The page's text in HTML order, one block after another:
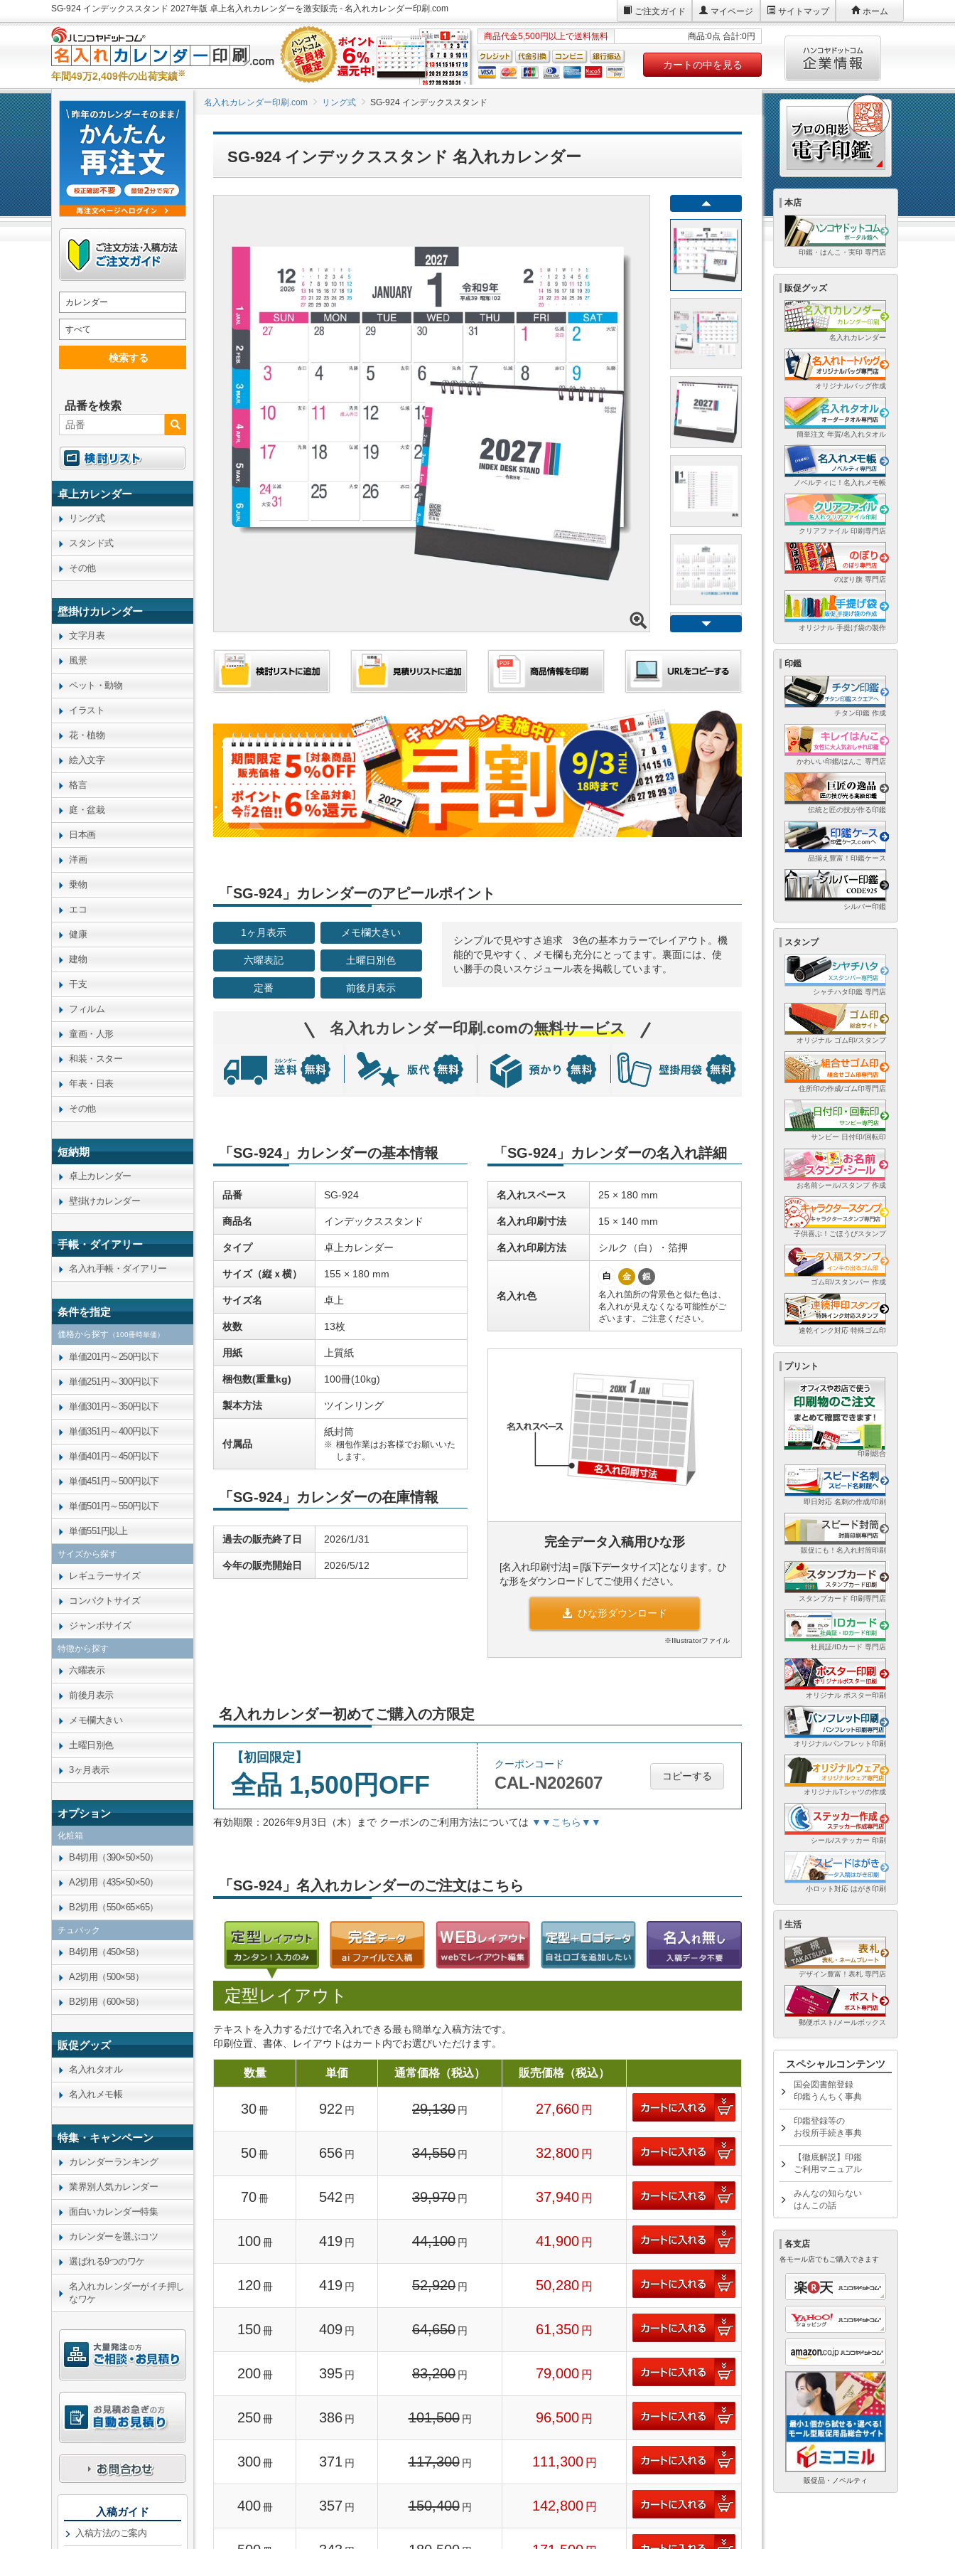
SG-924 インデックススタンド 2027年版 卓上名入れカレンダーを激安販売 - 名入れカレンダー印刷.com ご注文ガイド マイページ サイトマップ ホーム
年間49万2,409件の出荷実績※
商品代金5,500円以上で送料無料 商品:0点 合計:0円
カートの中を見る
名入れカレンダー印刷.com リング式 SG-924 インデックススタンド
SG-924 インデックススタンド 名入れカレンダー
「SG-924」カレンダーのアピールポイント
1ヶ月表示 メモ欄大きい
六曜表記 土曜日別色
定番 前後月表示
シンプルで見やすさ追求 3色の基本カラーでレイアウト。機
能的で見やすく、メモ欄も充分にとってます。裏面には、使
い勝手の良いスケジュール表を掲載しています。
名入れカレンダー印刷.comの無料サービス
「SG-924」カレンダーの基本情報
品番 SG-924
商品名 インデックススタンド
タイプ 卓上カレンダー
サイズ（縦ｘ横） 155 × 180 mm
サイズ名 卓上
枚数 13枚
用紙 上質紙
梱包数(重量kg) 100冊(10kg)
製本方法 ツインリング
付属品
紙封筒
梱包作業はお客様でお願いいた
します。
「SG-924」カレンダーの在庫情報
過去の販売終了日 2026/1/31
今年の販売開始日 2026/5/12
「SG-924」カレンダーの名入れ詳細
名入れスペース 25 × 180 mm
名入れ印刷寸法 15 × 140 mm
名入れ印刷方法 シルク（白）・箔押
名入れ色
白 金
銀
名入れ箇所の背景色と似た色は、
名入れが見えなくなる可能性がご
ざいます。ご注意ください。
完全データ入稿用ひな形
[名入れ印刷寸法]＝[版下データサイズ]となります。ひ
な形をダウンロードしてご使用ください。
ひな形ダウンロード
※Illustratorファイル
名入れカレンダー初めてご購入の方限定
【初回限定】
全品 1,500円OFF
クーポンコード
CAL-N202607 コピーする
有効期限：2026年9月3日（木）まで クーポンのご利用方法については ▼▼こちら▼▼
「SG-924」名入れカレンダーのご注文はこちら
定型レイアウト
テキストを入力するだけで名入れできる最も簡単な入稿方法です。
印刷位置、書体、レイアウトはカート内でお選びいただけます。
数量 単価 通常価格（税込） 販売価格（税込）
30冊 922 円 29,130 円 27,660 円
50冊 656 円 34,550 円 32,800 円
70冊 542 円 39,970 円 37,940 円
100 冊 419 円 44,100 円 41,900 円
120 冊 419 円 52,920 円 50,280 円
150 冊 409 円 64,650 円 61,350 円
200 冊 395 円 83,200 円 79,000 円
250 冊 386 円 101,500 円 96,500 円
300 冊 371 円 117,300 円 111,300 円
400 冊 357 円 150,400 円 142,800 円
カレンダー
すべて
検索する
品番を検索
卓上カレンダー
リング式
スタンド式
その他
壁掛けカレンダー
文字月表
風景
ペット・動物
イラスト
花・植物
絵入文字
格言
庭・盆栽
日本画
洋画
乗物
エコ
健康
建物
干支
フィルム
童画・人形
和装・スター
年表・日表
その他
短納期
卓上カレンダー
壁掛けカレンダー
手帳・ダイアリー
名入れ手帳・ダイアリー
条件を指定
価格から探す （100冊時単価）
単価201円～250円以下
単価251円～300円以下
単価301円～350円以下
単価351円～400円以下
単価401円～450円以下
単価451円～500円以下
単価501円～550円以下
単価551円以上
サイズから探す
レギュラーサイズ
コンパクトサイズ
ジャンボサイズ
特徴から探す
六曜表示
前後月表示
メモ欄大きい
土曜日別色
3ヶ月表示
オプション
化粧箱
B4切用（390×50×50）
A2切用（435×50×50）
B2切用（550×65×65）
チュパック
B4切用（450×58）
A2切用（500×58）
B2切用（600×58）
販促グッズ
名入れタオル
名入れメモ帳
特集・キャンペーン
カレンダーランキング
業界別人気カレンダー
面白いカレンダー特集
カレンダーを選ぶコツ
選ばれる9つのワケ
名入れカレンダーがイチ押し
なワケ
入稿ガイド
入稿方法のご案内
本店
印鑑・はんこ・実印 専門店
販促グッズ
名入れカレンダー
オリジナルバッグ作成
簡単注文 年賀/名入れタオル
ノベルティに！名入れメモ帳
クリアファイル 印刷専門店
のぼり旗 専門店
オリジナル 手提げ袋の製作
印鑑
チタン印鑑 作成
かわいい印鑑/はんこ 専門店
伝統と匠の技が作る印鑑
品揃え豊富！印鑑ケース
シルバー印鑑
スタンプ
シャチハタ印鑑 専門店
オリジナル ゴム印/スタンプ
住所印の作成/ゴム印専門店
サンビー 日付印/回転印
お名前シール/スタンプ 作成
子供喜ぶ！ごほうびスタンプ
ゴム印/スタンパー 作成
速乾インク対応 特殊ゴム印
プリント
印刷総合
即日対応 名刺の作成/印刷
販促にも！名入れ封筒印刷
スタンプカード 印刷専門店
社員証/IDカード 専門店
オリジナル ポスター印刷
オリジナルパンフレット印刷
オリジナルTシャツの作成
シール/ステッカー 印刷
小ロット対応 はがき印刷
生活
デザイン豊富！表札 専門店
郵便ポスト/メールボックス
スペシャルコンテンツ
国会図書館登録
印鑑うんちく事典
印鑑登録等の
お役所手続き事典
【徹底解説】印鑑
ご利用マニュアル
みんなの知らない
はんこの話
各支店
各モール店でもご購入できます
販促品・ノベルティ